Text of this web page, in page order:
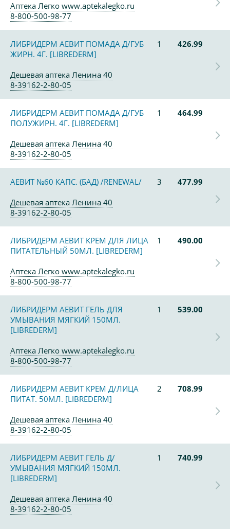
Аптека Легко www.aptekalegko.ru
8-800-500-98-77
ЛИБРИДЕРМ АЕВИТ ПОМАДА Д/ГУБ
ЖИРН. 4Г. [LIBREDERM]
1 426.99
Дешевая аптека Ленина 40
8-39162-2-80-05
ЛИБРИДЕРМ АЕВИТ ПОМАДА Д/ГУБ
ПОЛУЖИРН. 4Г. [LIBREDERM]
1 464.99
Дешевая аптека Ленина 40
8-39162-2-80-05
АЕВИТ №60 КАПС. (БАД) /RENEWAL/ 3
477.99
Дешевая аптека Ленина 40
8-39162-2-80-05
ЛИБРИДЕРМ АЕВИТ КРЕМ ДЛЯ ЛИЦА
ПИТАТЕЛЬНЫЙ 50МЛ. [LIBREDERM]
1 490.00
Аптека Легко www.aptekalegko.ru
8-800-500-98-77
ЛИБРИДЕРМ АЕВИТ ГЕЛЬ ДЛЯ
УМЫВАНИЯ МЯГКИЙ 150МЛ.
[LIBREDERM]
1 539.00
Аптека Легко www.aptekalegko.ru
8-800-500-98-77
ЛИБРИДЕРМ АЕВИТ КРЕМ Д/ЛИЦА
ПИТАТ. 50МЛ. [LIBREDERM]
2 708.99
Дешевая аптека Ленина 40
8-39162-2-80-05
ЛИБРИДЕРМ АЕВИТ ГЕЛЬ Д/
УМЫВАНИЯ МЯГКИЙ 150МЛ.
[LIBREDERM]
1 740.99
Дешевая аптека Ленина 40
8-39162-2-80-05